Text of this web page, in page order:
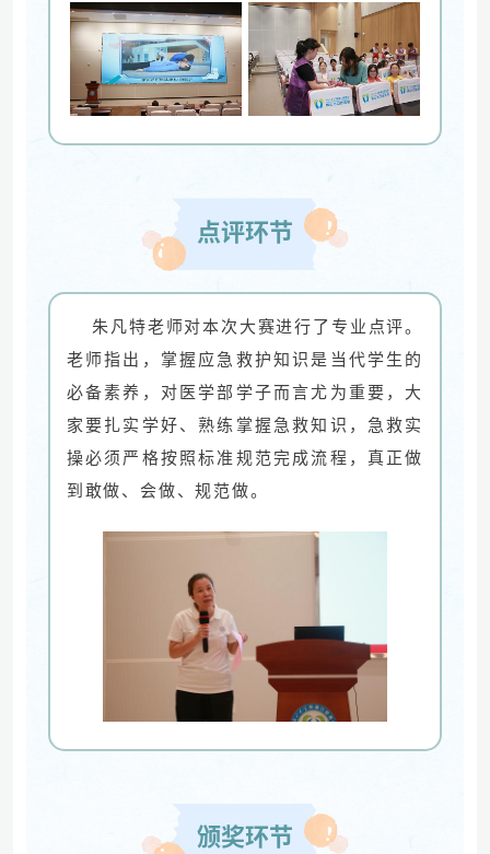
点评环节
朱凡特老师对本次大赛进行了专业点评。
老师指出，掌握应急救护知识是当代学生的
必备素养，对医学部学子而言尤为重要，大
家要扎实学好、熟练掌握急救知识，急救实
操必须严格按照标准规范完成流程，真正做
到敢做、会做、规范做。
颁奖环节